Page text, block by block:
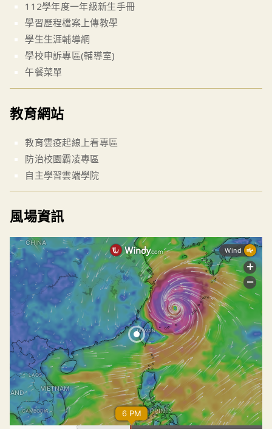
112學年度一年級新生手冊
學習歷程檔案上傳教學
學生生涯輔導網
學校申訴專區(輔導室)
午餐菜單
教育網站
教育雲疫起線上看專區
防治校園霸凌專區
自主學習雲端學院
風場資訊